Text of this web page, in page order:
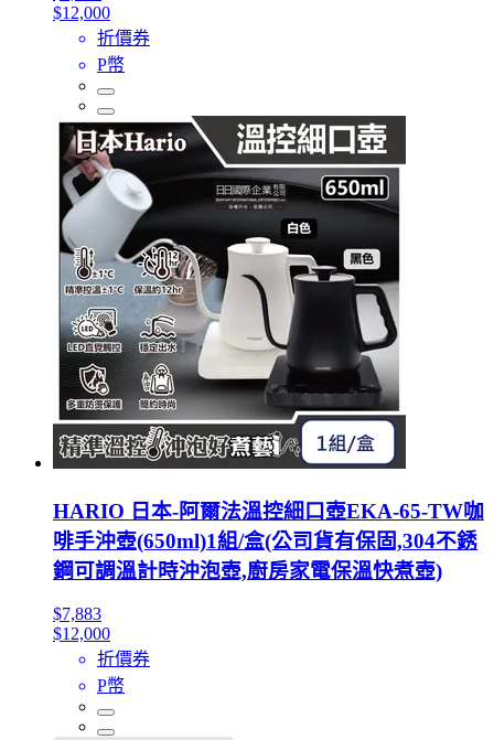
$12,000
折價券
P幣
HARIO 日本-阿爾法溫控細口壺EKA-65-TW咖
啡手沖壺(650ml)1組/盒(公司貨有保固,304不銹
鋼可調溫計時沖泡壺,廚房家電保溫快煮壺)
$7,883
$12,000
折價券
P幣